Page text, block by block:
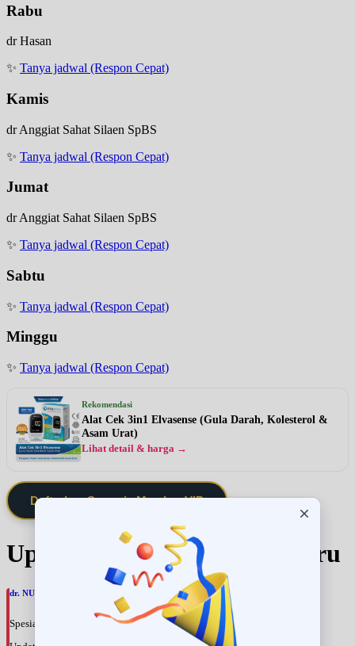
Rabu
dr Hasan
✨ Tanya jadwal (Respon Cepat)
Kamis
dr Anggiat Sahat Silaen SpBS
✨ Tanya jadwal (Respon Cepat)
Jumat
dr Anggiat Sahat Silaen SpBS
✨ Tanya jadwal (Respon Cepat)
Sabtu
✨ Tanya jadwal (Respon Cepat)
Minggu
✨ Tanya jadwal (Respon Cepat)
Rekomendasi
Alat Cek 3in1 Elvasense (Gula Darah, Kolesterol &
Asam Urat)
Lihat detail & harga →
Daftarkan Saya via Member VIP
Update Jadwal Dokter terbaru
dr. NURAINI MUTRIKAH, SpOnkRad
Spesialis: Onkologi Radiasi